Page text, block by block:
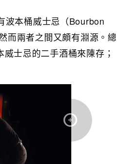
波本桶威士忌（Bourbon
而兩者之間又頗有淵源。總
士忌的二手酒桶來陳存；